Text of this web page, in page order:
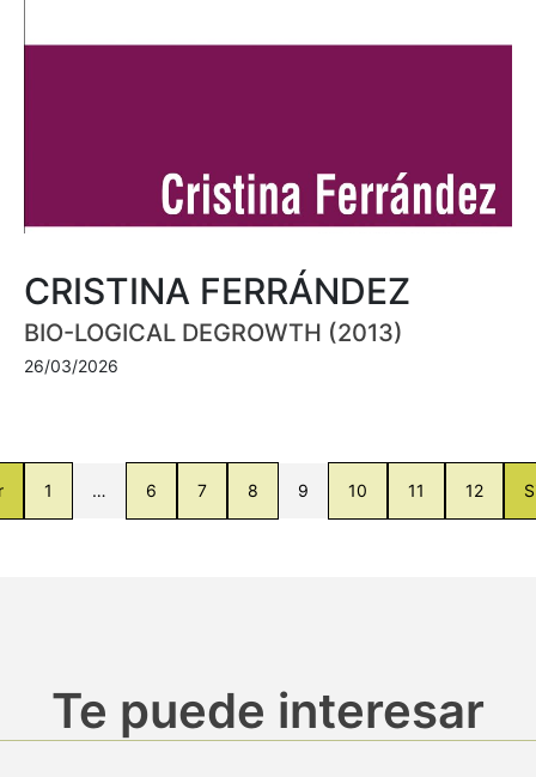
CRISTINA FERRÁNDEZ
BIO-LOGICAL DEGROWTH (2013)
26/03/2026
1 … 6 7 8 9 10 11 12
Te puede interesar